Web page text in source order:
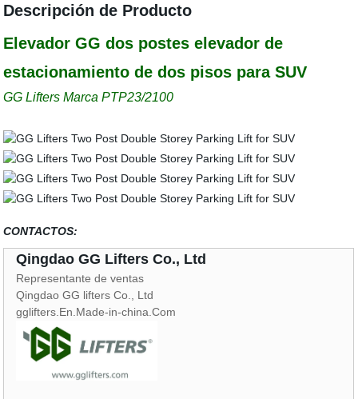
Descripción de Producto
Elevador GG dos postes elevador de
estacionamiento de dos pisos para SUV
GG Lifters Marca PTP23/2100
CONTACTOS:
Qingdao GG Lifters Co., Ltd
Representante de ventas
Qingdao GG lifters Co., Ltd
gglifters.En.Made-in-china.Com